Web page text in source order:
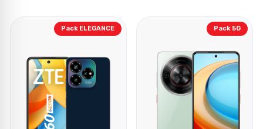
Pack ELEGANCE Pack 5G